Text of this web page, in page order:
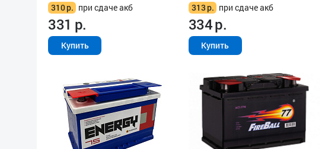
310р. при сдаче акб
331 р.
Купить
313р. при сдаче акб
334р.
Купить